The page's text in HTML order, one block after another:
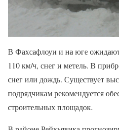
В Фахсафлоуи и на юге
110 км/ч, снег и метель. В
снег или дождь. Существует
подрядчикам рекомендуется
строительных площадок.